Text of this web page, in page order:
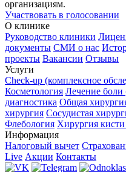
организациям.
Участвовать в голосовании
О клинике
Руководство клиники
документы СМИ о нас
проекты Вакансии Отзывы
Услуги
Check-up (комплексное
Косметология Лечение боли
диагностика Общая
хирургия Сосудистая
Флебология Хирургия кисти
Информация
Налоговый вычет
Live Акции Контакты